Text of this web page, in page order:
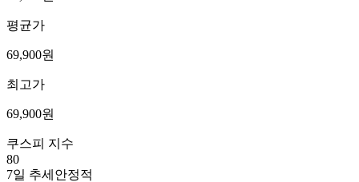
평균가
69,900원
최고가
69,900원
쿠스피 지수
80
7일 추세 안정적